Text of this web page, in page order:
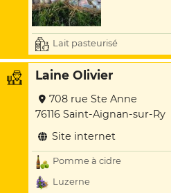
Lait pasteurisé
Laine Olivier
708 rue Ste Anne
76116 Saint-Aignan-sur-Ry
Site internet
Pomme à cidre
Luzerne